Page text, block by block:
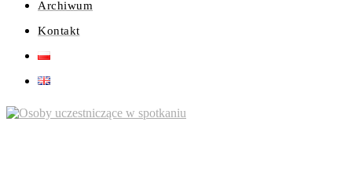
Archiwum
Kontakt